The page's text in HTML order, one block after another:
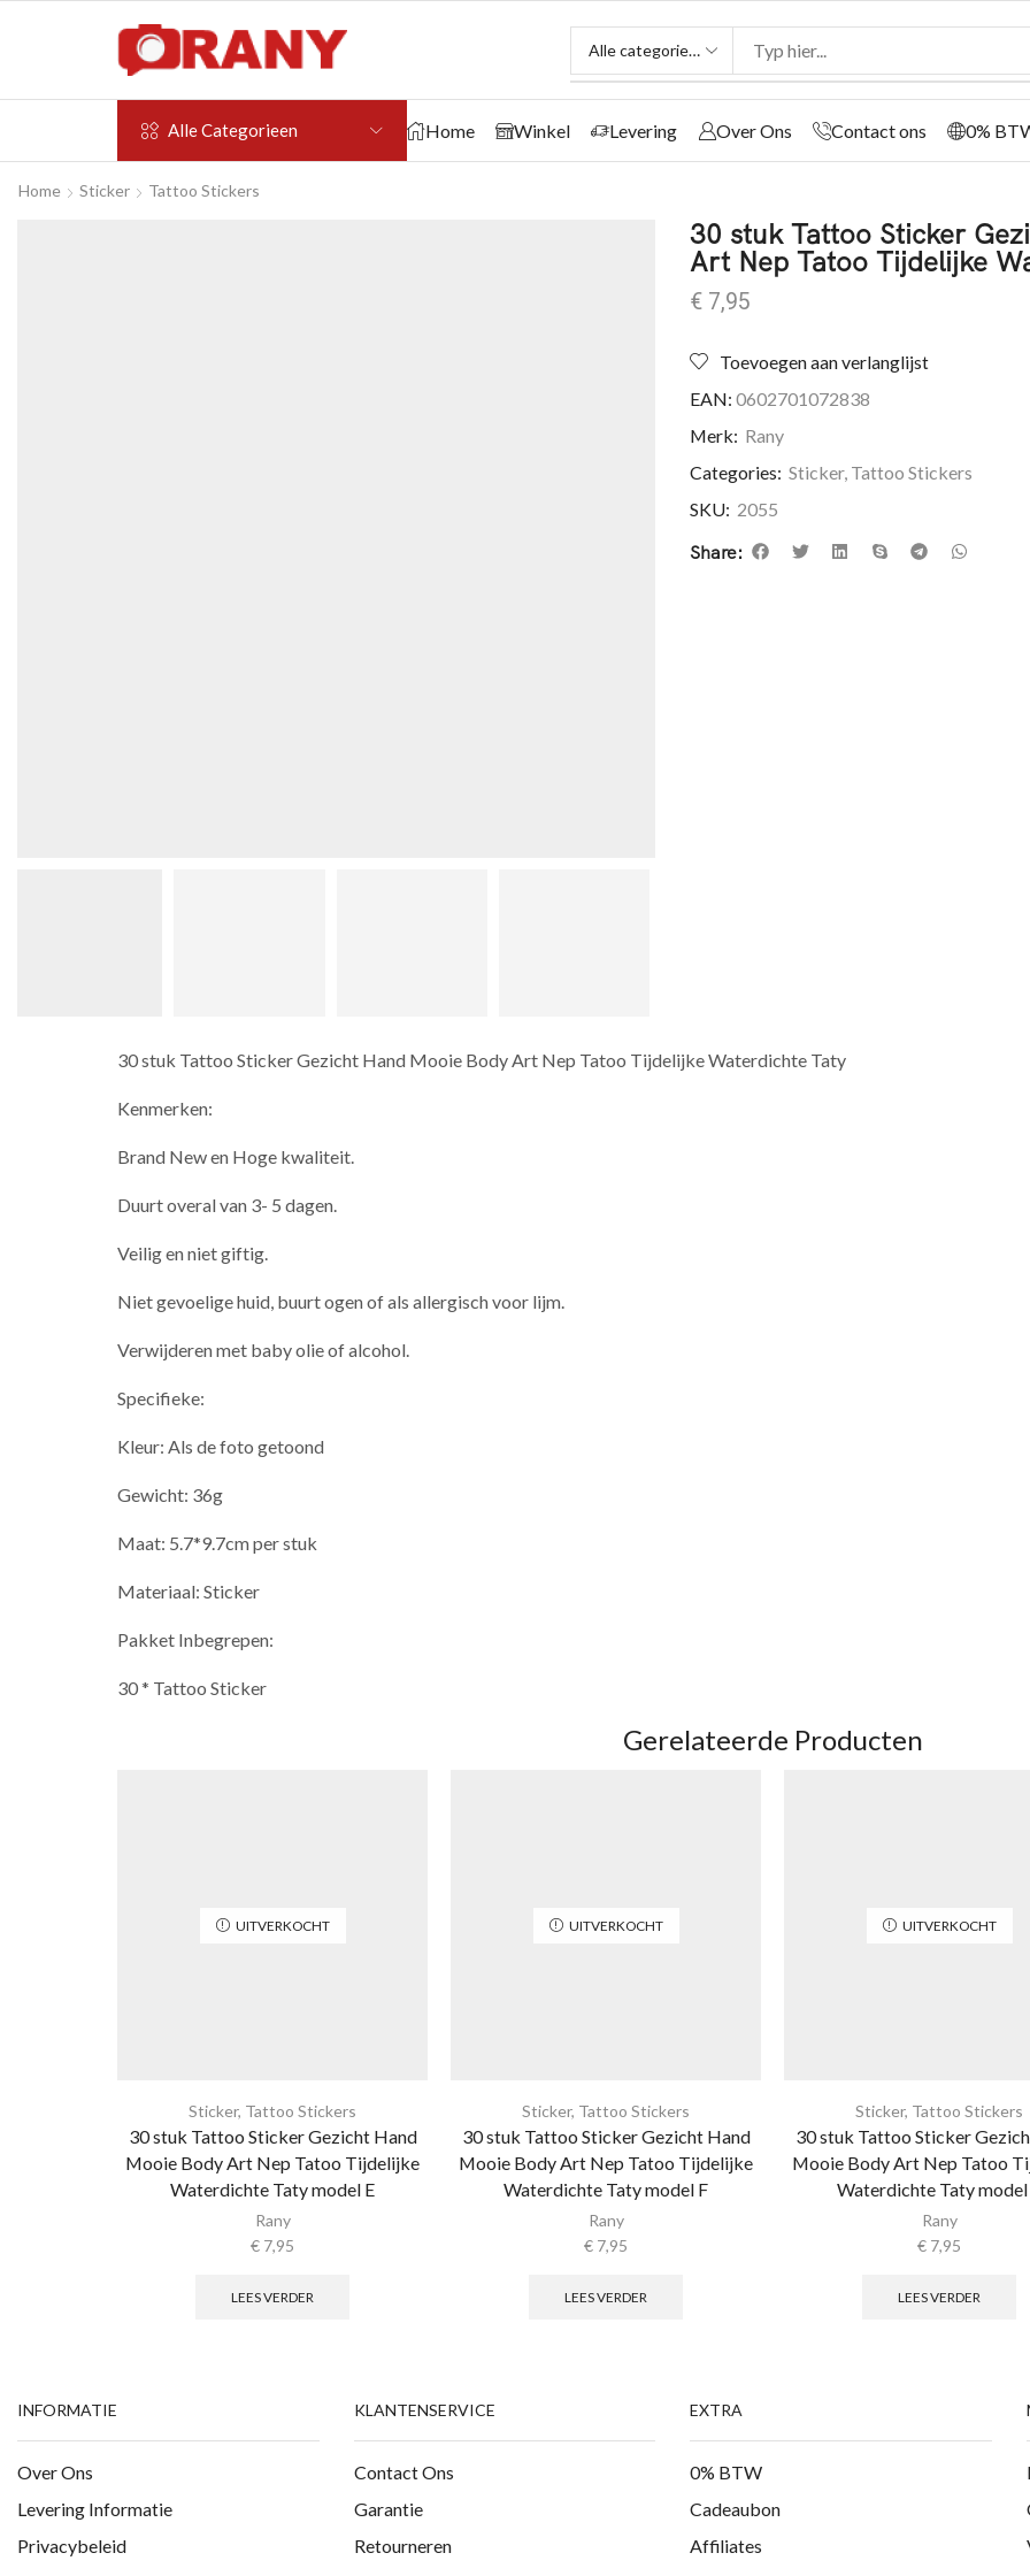
Alle Categorieen Home Winkel Levering Over Ons Contact ons 0%
Home Sticker Tattoo Stickers
30 stuk Tattoo Sticker
Art Nep Tatoo Tijdelijke
€ 7,95
Toevoegen aan verlanglijst
EAN: 0602701072838
Merk: Rany
Categories: Sticker, Tattoo Stickers
SKU: 2055
Share:
30 stuk Tattoo Sticker Gezicht Hand Mooie Body Art Nep Tatoo Tijdelijke Waterdichte Taty
Kenmerken:
Brand New en Hoge kwaliteit.
Duurt overal van 3- 5 dagen.
Veilig en niet giftig.
Niet gevoelige huid, buurt ogen of als allergisch voor lijm.
Verwijderen met baby olie of alcohol.
Specifieke:
Kleur: Als de foto getoond
Gewicht: 36g
Maat: 5.7*9.7cm per stuk
Materiaal: Sticker
Pakket Inbegrepen:
30 * Tattoo Sticker
Gerelateerde Producten
UITVERKOCHT
Sticker, Tattoo Stickers
30 stuk Tattoo Sticker Gezicht Hand
Mooie Body Art Nep Tatoo Tijdelijke
Waterdichte Taty model E
Rany
€ 7,95
LEES VERDER
UITVERKOCHT
Sticker, Tattoo Stickers
30 stuk Tattoo Sticker Gezicht Hand
Mooie Body Art Nep Tatoo Tijdelijke
Waterdichte Taty model F
Rany
€ 7,95
LEES VERDER
UITVERKOCHT
Sticker, Tattoo Stickers
30 stuk Tattoo Sticker
Mooie Body Art Nep Tatoo
Waterdichte Taty model
Rany
€ 7,95
LEES VERDER
INFORMATIE
Over Ons
Levering Informatie
Privacybeleid
KLANTENSERVICE
Contact Ons
Garantie
Retourneren
EXTRA
0% BTW
Cadeaubon
Affiliates